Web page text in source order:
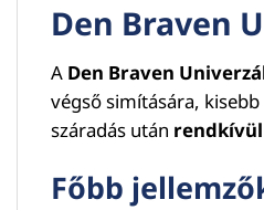
Den Braven
A Den Braven
végső simítására,
száradás után rendkívül
Főbb